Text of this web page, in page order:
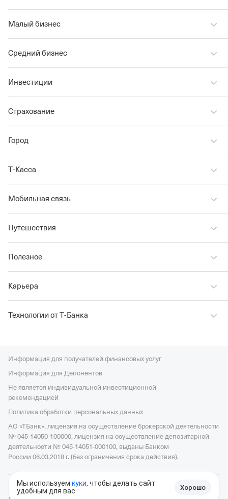
Мы используем куки, чтобы делать сайт
удобным для вас
Хорошо
Малый бизнес
Средний бизнес
Инвестиции
Страхование
Город
Т‑Касса
Мобильная связь
Путешествия
Полезное
Карьера
Технологии от Т‑Банка
Информация для получателей финансовых услуг
Информация для Депонентов
Не является индивидуальной инвестиционной
рекомендацией
Политика обработки персональных данных
АО «ТБанк», лицензия на осуществление брокерской деятельности
№ 045-14050-100000, лицензия на осуществление депозитарной
деятельности № 045-14051-000100, выданы Банком
России 06.03.2018 г. (без ограничения срока действия).
© 2006—2026, АО «ТБанк», официальный сайт,
универсальная